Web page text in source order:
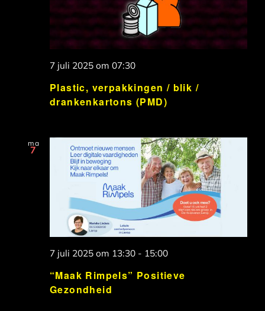
Plastic, verpakkingen / blik /
drankenkartons (PMD)
7 juli 2025 om 07:30
ma
7
“Maak Rimpels” Positieve
Gezondheid
7 juli 2025 om 13:30 - 15:00